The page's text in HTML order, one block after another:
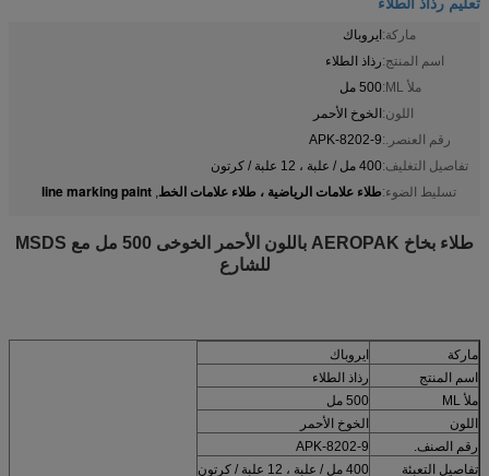
ماركة:ايروباك
اسم المنتج:رذاذ الطلاء
ملأ ML:
500 مل
اللون:الخوخ الأحمر
رقم العنصر.:APK-8202-9
تفاصيل التغليف:400 مل / علبة ، 12 علبة / كرتون
تسليط الضوء:طلاء علامات الرياضية ، طلاء علامات الخط,
line marking paint
طلاء بخاخ AEROPAK باللون الأحمر الخوخى 500 مل مع MSDS
للشارع
ماركة
ايروباك
اسم المنتج
رذاذ الطلاء
ملأ ML
500 مل
اللون
الخوخ الأحمر
رقم الصنف.
APK-8202-9
تفاصيل التعبئة
400 مل / علبة ، 12 علبة / كرتون